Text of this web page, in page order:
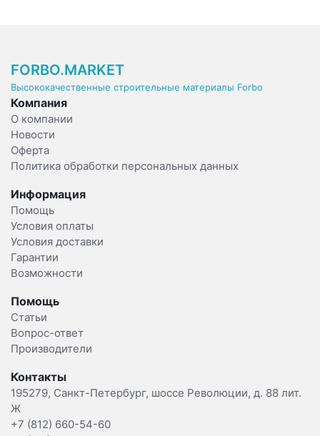
FORBO.MARKET
Высококачественные строительные материалы Forbo
Компания
О компании
Новости
Оферта
Политика обработки персональных данных
Информация
Помощь
Условия оплаты
Условия доставки
Гарантии
Возможности
Помощь
Статьи
Вопрос-ответ
Производители
Контакты
195279, Санкт-Петербург, шоссе Революции, д. 88 лит.
Ж
+7 (812) 660-54-60